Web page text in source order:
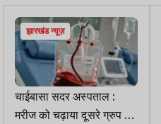
में जुटी पुलिस
झारखंड न्यूज़
चाईबासा सदर अस्पताल :
मरीज को चढ़ाया दूसरे ग्रुप का